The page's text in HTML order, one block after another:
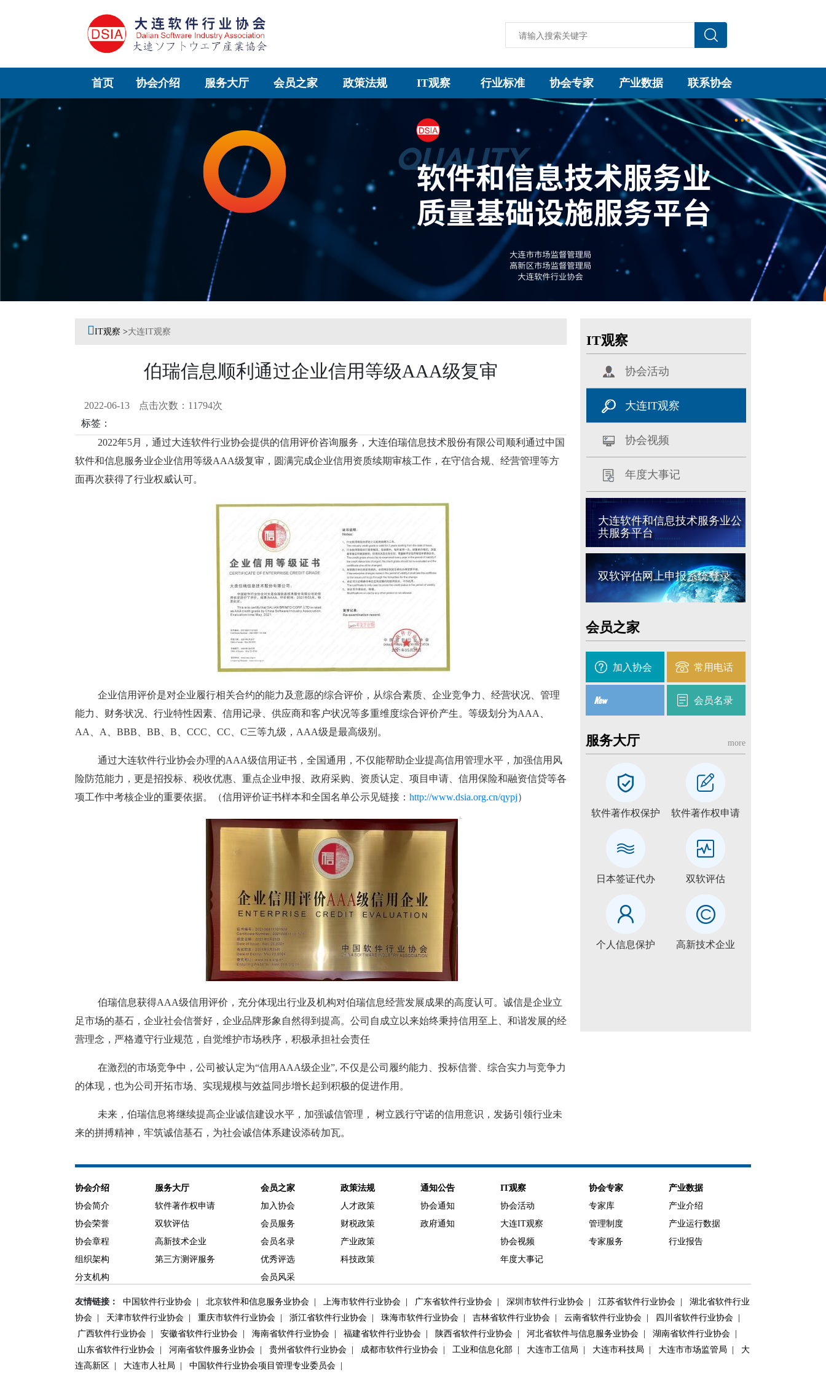
首页 协会介绍 服务大厅 会员之家 政策法规 IT观察 行业标准 协会专家 产业数据 联系协会
IT观察 >大连IT观察
伯瑞信息顺利通过企业信用等级AAA级复审
2022-06-13 点击次数：11794次
标签：
2022年5月，通过大连软件行业协会提供的信用评价咨询服务，大连伯瑞信息技术股份有限公司顺利通过中国
软件和信息服务业企业信用等级AAA级复审 ，圆满完成企业信用资质续期审核工作，在守信合规、经营管理等方
面再次获得了行业权威认可。
企业信用评价是对企业履行相关合约的能力及意愿的综合评价，从综合素质、企业竞争力、经营状况、管理
能力、财务状况、行业特性因素、信用记录、供应商和客户状况等多重维度综合评价产生。等级划分为AAA
AA
A BBB BB B CCC CC C三等九级， AAA级是最高级别。
通过大连软件行业协会办理的AAA级信用证书，全国通用，不仅能帮助企业提高信用管理水平，加强信用风
险防范能力，更是招投标、税收优惠、重点企业申报、政府采购、资质认定、项目申请、信用保险和融资信贷等各
项工作中考核企业的重要依据。（信用评价证书样本和全国名单公示见链接： http://www.dsia.org.cn/qypj）
伯瑞信息获得AAA级信用评价，充分体现出行业及机构对伯瑞信息经营发展成果的高度认可。诚信是企业立
足市场的基石，企业社会信誉好，企业品牌形象自然得到提高。公司自成立以来始终秉持信用至上、和谐发展的经
营理念，严格遵守行业规范，自觉维护市场秩序，积极承担社会责任
在激烈的市场竞争中，公司被认定为“信用 AAA级企业”, 不仅是公司履约能力、投标信誉、综合实力与竞争力
的体现，也为公司开拓市场、实现规模与效益同步增长起到积极的促进作用。
未来，伯瑞信息将继续提高企业诚信建设水平，加强诚信管理，
树立践行守诺的信用意识，发扬引领行业未
来的拼搏精神，牢筑诚信基石，为社会诚信体系建设添砖加瓦。
IT观察
协会活动
大连IT观察
协会视频
年度大事记
大连软件和信息技术服务业公
共服务平台
双软评估网上申报系统登录
会员之家
加入协会 常用电话
会员名录
服务大厅 more
软件著作权保护 软件著作权申请
日本签证代办 双软评估
个人信息保护 高新技术企业
协会介绍
协会简介
协会荣誉
协会章程
组织架构
分支机构
服务大厅
软件著作权申请
双软评估
高新技术企业
第三方测评服务
会员之家
加入协会
会员服务
会员名录
优秀评选
会员风采
政策法规
人才政策
财税政策
产业政策
科技政策
通知公告
协会通知
政府通知
IT观察
协会活动
大连IT观察
协会视频
年度大事记
协会专家
专家库
管理制度
专家服务
产业数据
产业介绍
产业运行数据
行业报告
友情链接： 中国软件行业协会 北京软件和信息服务业协会 上海市软件行业协会 广东省软件行业协会 深圳市软件行业协会 江苏省软件行业协会
湖北省软件行业
协会
天津市软件行业协会 重庆市软件行业协会 浙江省软件行业协会 珠海市软件行业协会 吉林省软件行业协会 云南省软件行业协会 四川省软件行业协会
广西软件行业协会
安徽省软件行业协会 海南省软件行业协会 福建省软件行业协会 陕西省软件行业协会 河北省软件与信息服务业协会 湖南省软件行业协会
山东省软件行业协会
河南省软件服务业协会 贵州省软件行业协会 成都市软件行业协会 工业和信息化部 大连市工信局 大连市科技局 大连市市场监管局
大
连高新区
大连市人社局 中国软件行业协会项目管理专业委员会